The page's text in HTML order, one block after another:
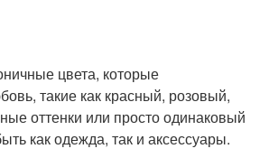
цвета, которые
такие как красный, розовый,
оттенки или просто одинаковый
как одежда, так и аксессуары.